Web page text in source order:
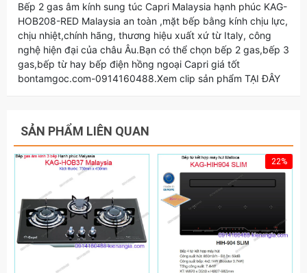
Bếp 2 gas âm kính sung túc Capri Malaysia hạnh phúc KAG-
HOB208-RED Malaysia an toàn ,mặt bếp bằng kính chịu lực,
chịu nhiệt,chính hãng, thương hiệu xuất xứ từ Italy, công
nghệ hiện đại của châu Âu.Bạn có thể chọn bếp 2 gas,bếp 3
gas,bếp từ hay bếp điện hồng ngoại Capri giá tốt
bontamgoc.com-0914160488.Xem clip sản phẩm TẠI ĐÂY
SẢN PHẨM LIÊN QUAN
22%